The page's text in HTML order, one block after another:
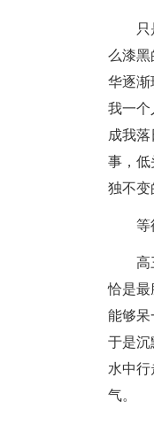
么漆黑
华逐渐
我一个
成我
事，低
独不变
等
高
恰是最
能够呆
于是沉
水中
气。